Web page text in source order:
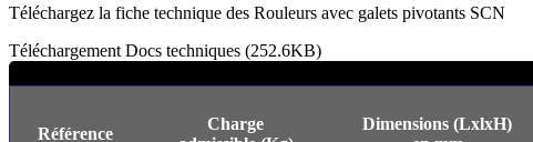
Téléchargez la fiche technique des Rouleurs avec galets pivotants SCN
Téléchargement Docs techniques (252.6KB)
Référence
Charge
Dimensions (LxlxH)